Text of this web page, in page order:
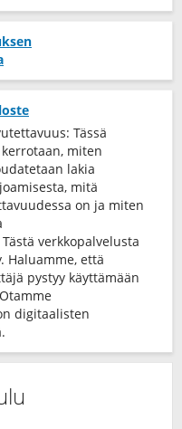
Tässä
miten
lakia
mitä
on ja miten
verkkopalvelusta
Haluamme, että
pystyy käyttämään
digitaalisten